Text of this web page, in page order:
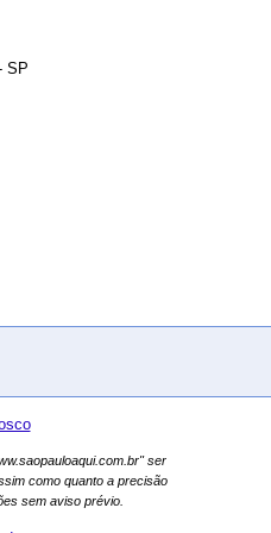
SP
ser
como quanto a precisão
sem aviso prévio.